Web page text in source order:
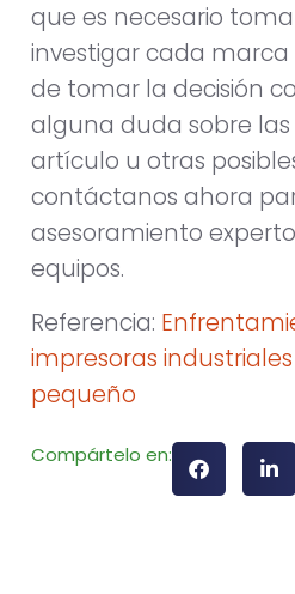
que es necesario
investigar cada
de tomar la decisión
alguna duda sobre
artículo u otras
contáctanos ahora
asesoramiento
equipos.
Referencia:
impresoras
pequeño
Compártelo en: